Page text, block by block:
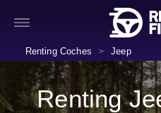
Renting Coches > Jeep
Renting